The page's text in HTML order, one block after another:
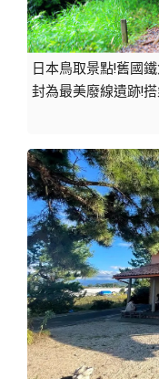
日本鳥取景點!舊國
封為最美廢線遺跡!